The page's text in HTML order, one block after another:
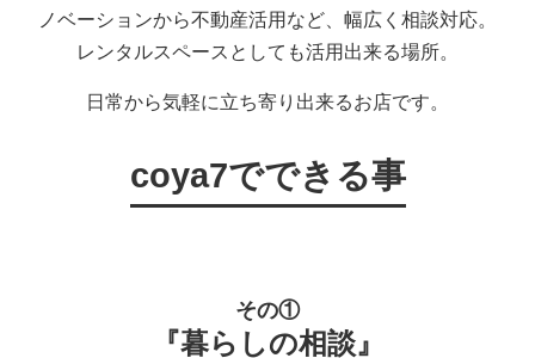
ノベーションから不動産活用など、幅広く相談対応。
レンタルスペースとしても活用出来る場所。
日常から気軽に立ち寄り出来るお店です。
coya7でできる事
その①
『暮らしの相談』